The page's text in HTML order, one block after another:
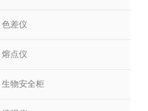
色差仪
熔点仪
生物安全柜